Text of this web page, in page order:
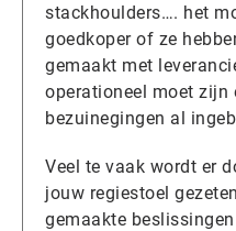
stackhoulders…. het
goedkoper of ze
gemaakt met
operationeel moet zijn
bezuinegingen al
Veel te vaak wordt er
jouw regiestoel
gemaakte